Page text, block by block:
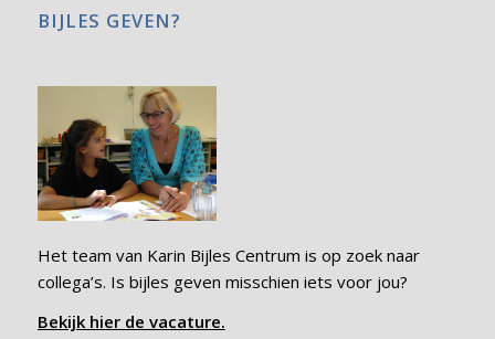
BIJLES GEVEN?
Het team van Karin Bijles Centrum is op zoek naar
collega’s. Is bijles geven misschien iets voor jou?
Bekijk hier de vacature.